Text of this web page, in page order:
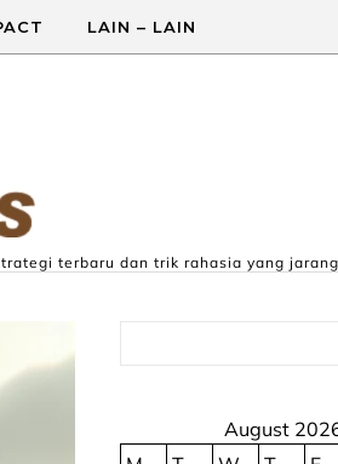
LAIN – LAIN
terbaru dan trik rahasia yang
August